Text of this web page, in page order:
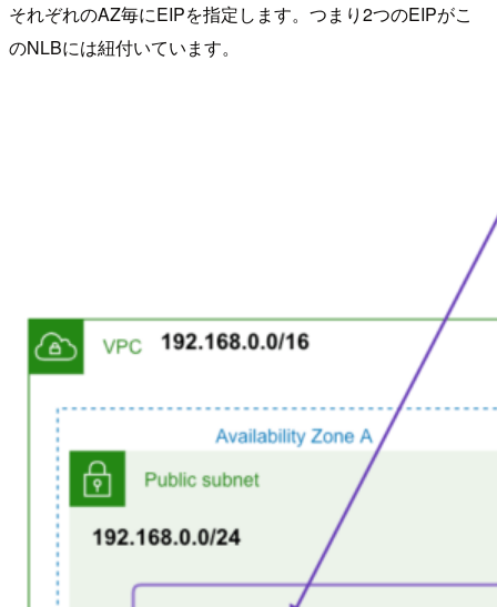
それぞれのAZ毎にEIPを指定します。つまり2つのEIPがこ
のNLBには紐付いています。